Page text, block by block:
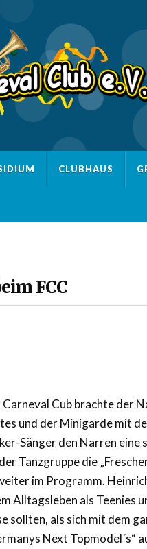
CLUBHAUS
FCC
Cub brachte der
und der Minigarde mit
Sänger den Narren eine
Tanzgruppe die
im Programm.
Alltagsleben als Teenies
sollten, als sich mit dem
Next Topmodel´s“